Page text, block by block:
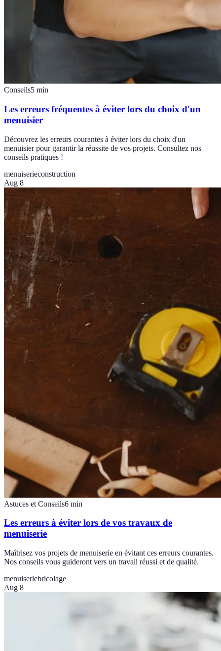
Conseils5 min
Les erreurs fréquentes à éviter lors du choix d'un
menuisier
Découvrez les erreurs courantes à éviter lors du choix d'un
menuisier pour garantir la réussite de vos projets. Consultez nos
conseils pratiques !
menuiserieconstruction
Aug 8
Astuces et Conseils6 min
Les erreurs à éviter lors de vos travaux de
menuiserie
Maîtrisez vos projets de menuiserie en évitant ces erreurs courantes.
Nos conseils vous guideront vers un travail réussi et de qualité.
menuiseriebricolage
Aug 8